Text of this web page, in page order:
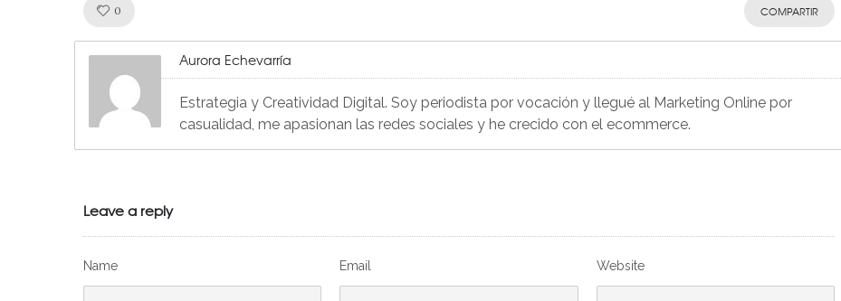
0 COMPARTIR
Aurora Echevarría
Estrategia y Creatividad Digital. Soy periodista por vocación y llegué al Marketing Online por
casualidad, me apasionan las redes sociales y he crecido con el ecommerce.
Leave a reply
Name Email Website